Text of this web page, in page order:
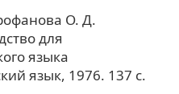
О. Д.
для
языка
язык, 1976. 137 с.